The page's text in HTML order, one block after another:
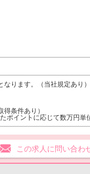
ります。（当社規定あり）
条件あり）
ポイントに応じて数万円単
この求人に問い合わ